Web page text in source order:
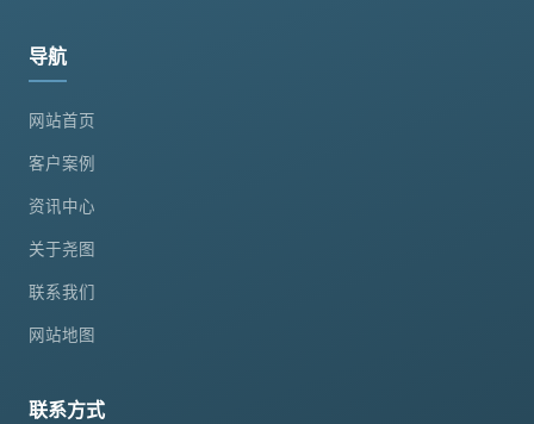
导航
网站首页
客户案例
资讯中心
关于尧图
联系我们
网站地图
联系方式